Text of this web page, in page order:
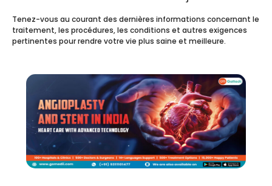
Tenez-vous au courant des dernières informations concernant le
traitement, les procédures, les conditions et autres exigences
pertinentes pour rendre votre vie plus saine et meilleure.